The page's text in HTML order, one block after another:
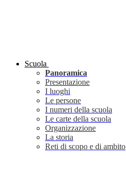
Scuola
Panoramica
Presentazione
I luoghi
Le persone
I numeri della scuola
Le carte della scuola
Organizzazione
La storia
Reti di scopo e di ambito